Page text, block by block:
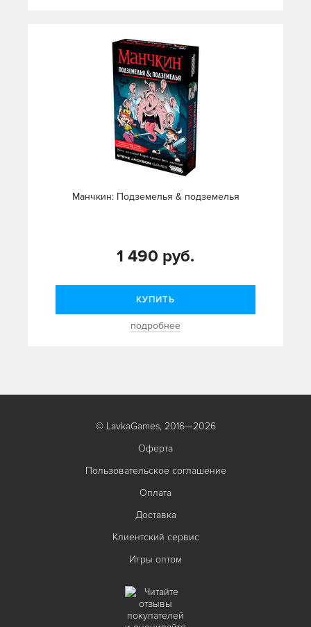
Манчкин: Подземелья & подземелья
1 490 руб.
КУПИТЬ
подробнее
© LavkaGames, 2016—2026
Оферта
Пользовательское соглашение
Оплата
Доставка
Клиентский сервис
Игры оптом